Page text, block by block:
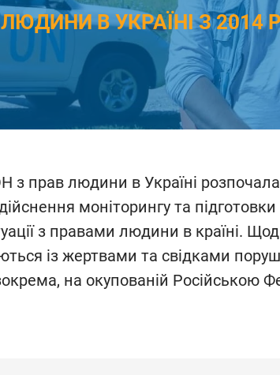
В УКРАЇНІ З 2014
з прав людини в Україні
моніторингу та
з правами людини в країні.
із жертвами та свідками
на окупованій Російською